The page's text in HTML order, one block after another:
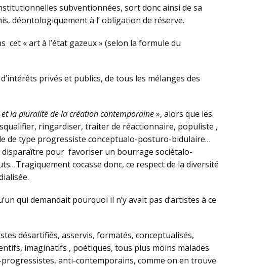
subventionnées, sort donc ainsi de sa
déontologiquement à l’ obligation de réserve.
cet « art à l’état gazeux » (selon la formule du
privés et publics, de tous les mélanges des
la pluralité de la création contemporaine», alors que les
ringardiser, traiter de réactionnaire, populiste ,
de type progressiste conceptualo-posturo-bidulaire…
pour favoriser un bourrage sociétalo-
cocasse donc, ce respect de la diversité
qui demandait pourquoi il n’y avait pas d’artistes à ce
désartifiés, asservis, formatés, conceptualisés,
imaginatifs , poétiques, tous plus moins malades
anti-contemporains, comme on en trouve